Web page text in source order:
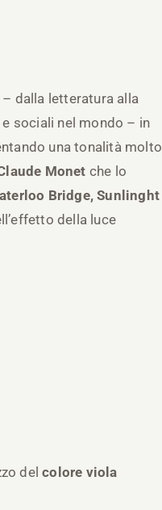
dalla letteratura alla
sociali nel mondo – in
una tonalità molto
Monet che lo
Bridge, Sunlinght
della luce
delcolore viola